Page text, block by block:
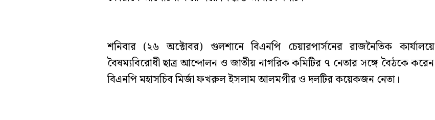
শনিবার (২৬ অক্টোবর) গুলশানে বিএনপি চেয়ারপার্সনের রাজনৈতিক কার্যালয়ে
বৈষম্যবিরোধী ছাত্র আন্দোলন ও জাতীয় নাগরিক কমিটির ৭ নেতার সঙ্গে বৈঠকে করেন
বিএনপি মহাসচিব মির্জা ফখরুল ইসলাম আলমগীর ও দলটির কয়েকজন নেতা।